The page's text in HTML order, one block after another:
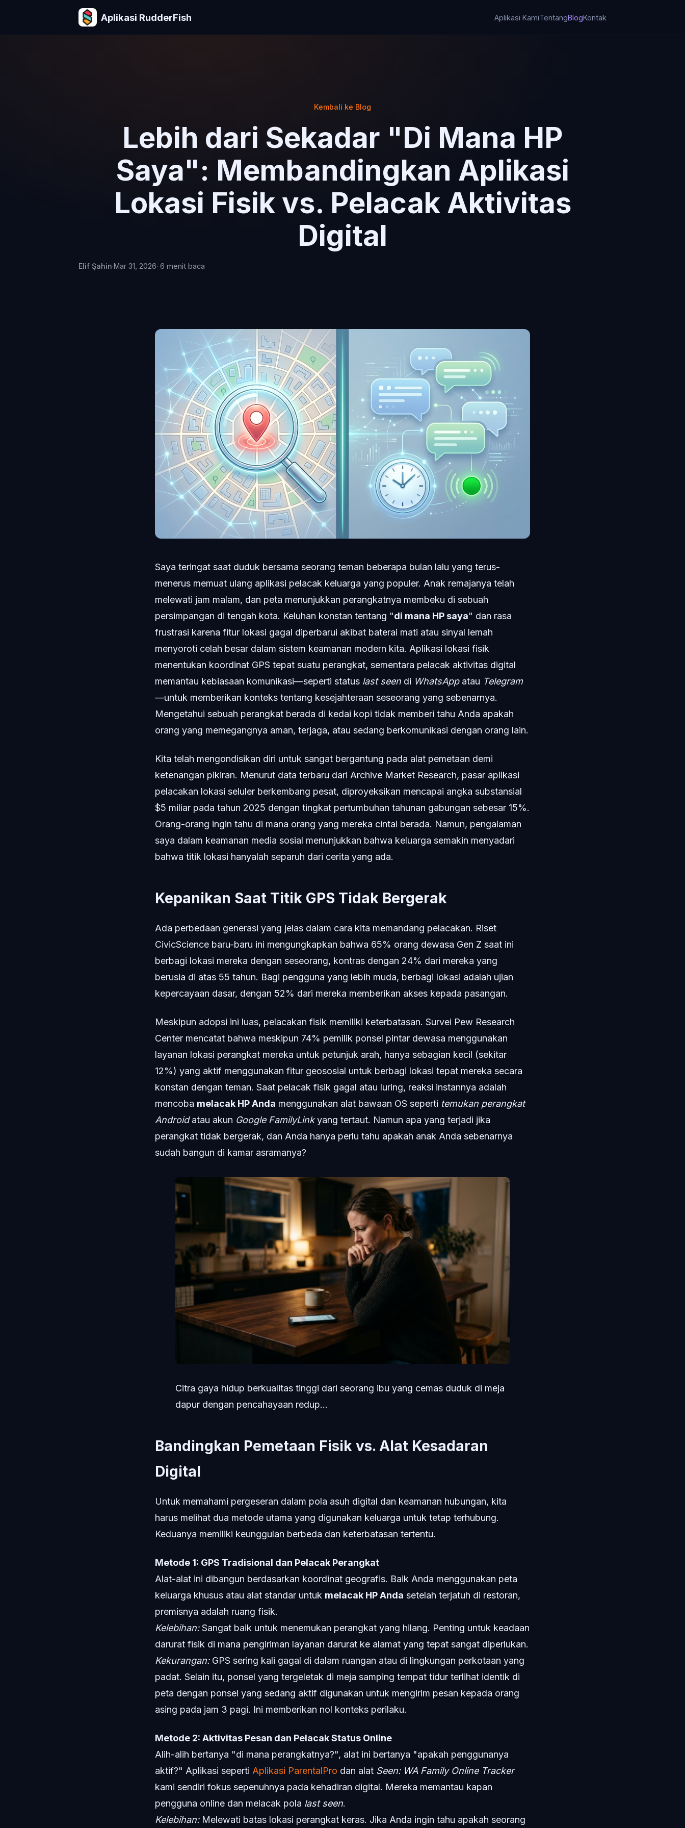
Aplikasi RudderFish Aplikasi KamiTentangBlogKontak
Kembali ke Blog
Lebih dari Sekadar "Di Mana HP
Saya": Membandingkan Aplikasi
Lokasi Fisik vs. Pelacak Aktivitas
Digital
Elif Şahin·Mar 31, 2026· 6 menit baca
Saya teringat saat duduk bersama seorang teman beberapa bulan lalu yang terus-
menerus memuat ulang aplikasi pelacak keluarga yang populer. Anak remajanya telah
melewati jam malam, dan peta menunjukkan perangkatnya membeku di sebuah
persimpangan di tengah kota. Keluhan konstan tentang "di mana HP saya" dan rasa
frustrasi karena fitur lokasi gagal diperbarui akibat baterai mati atau sinyal lemah
menyoroti celah besar dalam sistem keamanan modern kita. Aplikasi lokasi fisik
menentukan koordinat GPS tepat suatu perangkat, sementara pelacak aktivitas digital
memantau kebiasaan komunikasi—seperti status last seen di WhatsAppatau Telegram
—untuk memberikan konteks tentang kesejahteraan seseorang yang sebenarnya.
Mengetahui sebuah perangkat berada di kedai kopi tidak memberi tahu Anda apakah
orang yang memegangnya aman, terjaga, atau sedang berkomunikasi dengan orang lain.
Kita telah mengondisikan diri untuk sangat bergantung pada alat pemetaan demi
ketenangan pikiran. Menurut data terbaru dari Archive Market Research, pasar aplikasi
pelacakan lokasi seluler berkembang pesat, diproyeksikan mencapai angka substansial
$5 miliar pada tahun 2025 dengan tingkat pertumbuhan tahunan gabungan sebesar 15%.
Orang-orang ingin tahu di mana orang yang mereka cintai berada. Namun, pengalaman
saya dalam keamanan media sosial menunjukkan bahwa keluarga semakin menyadari
bahwa titik lokasi hanyalah separuh dari cerita yang ada.
Kepanikan Saat Titik GPS Tidak Bergerak
Ada perbedaan generasi yang jelas dalam cara kita memandang pelacakan. Riset
CivicScience baru-baru ini mengungkapkan bahwa 65% orang dewasa Gen Z saat ini
berbagi lokasi mereka dengan seseorang, kontras dengan 24% dari mereka yang
berusia di atas 55 tahun. Bagi pengguna yang lebih muda, berbagi lokasi adalah ujian
kepercayaan dasar, dengan 52% dari mereka memberikan akses kepada pasangan.
Meskipun adopsi ini luas, pelacakan fisik memiliki keterbatasan. Survei Pew Research
Center mencatat bahwa meskipun 74% pemilik ponsel pintar dewasa menggunakan
layanan lokasi perangkat mereka untuk petunjuk arah, hanya sebagian kecil (sekitar
12%) yang aktif menggunakan fitur geososial untuk berbagi lokasi tepat mereka secara
konstan dengan teman. Saat pelacak fisik gagal atau luring, reaksi instannya adalah
mencoba melacak HP Anda menggunakan alat bawaan OS seperti temukan perangkat
Androidatau akun Google FamilyLinkyang tertaut. Namun apa yang terjadi jika
perangkat tidak bergerak, dan Anda hanya perlu tahu apakah anak Anda sebenarnya
sudah bangun di kamar asramanya?
Citra gaya hidup berkualitas tinggi dari seorang ibu yang cemas duduk di meja
dapur dengan pencahayaan redup...
Bandingkan Pemetaan Fisik vs. Alat Kesadaran
Digital
Untuk memahami pergeseran dalam pola asuh digital dan keamanan hubungan, kita
harus melihat dua metode utama yang digunakan keluarga untuk tetap terhubung.
Keduanya memiliki keunggulan berbeda dan keterbatasan tertentu.
Metode 1: GPS Tradisional dan Pelacak Perangkat
Alat-alat ini dibangun berdasarkan koordinat geografis. Baik Anda menggunakan peta
keluarga khusus atau alat standar untuk melacak HP Anda setelah terjatuh di restoran,
premisnya adalah ruang fisik.
Kelebihan:Sangat baik untuk menemukan perangkat yang hilang. Penting untuk keadaan
darurat fisik di mana pengiriman layanan darurat ke alamat yang tepat sangat diperlukan.
Kekurangan:GPS sering kali gagal di dalam ruangan atau di lingkungan perkotaan yang
padat. Selain itu, ponsel yang tergeletak di meja samping tempat tidur terlihat identik di
peta dengan ponsel yang sedang aktif digunakan untuk mengirim pesan kepada orang
asing pada jam 3 pagi. Ini memberikan nol konteks perilaku.
Metode 2: Aktivitas Pesan dan Pelacak Status Online
Alih-alih bertanya "di mana perangkatnya?", alat ini bertanya "apakah penggunanya
aktif?" Aplikasi seperti Aplikasi ParentalPro dan alat Seen: WA Family Online Tracker
kami sendiri fokus sepenuhnya pada kehadiran digital. Mereka memantau kapan
pengguna online dan melacak pola last seen.
Kelebihan:Melewati batas lokasi perangkat keras. Jika Anda ingin tahu apakah seorang